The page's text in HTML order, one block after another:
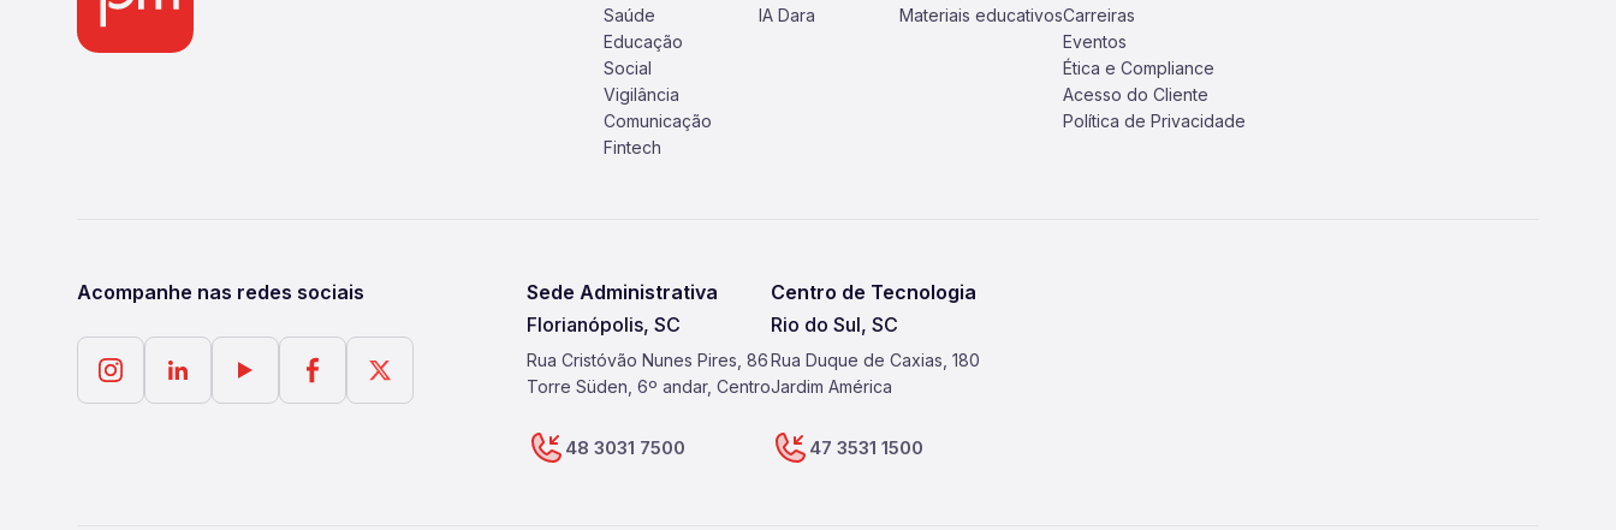
Saúde
Educação
Social
Vigilância
Comunicação
Fintech
IA Dara
Materiais educativosCarreiras
Eventos
Ética e Compliance
Acesso do Cliente
Política de Privacidade
Acompanhe nas redes sociais
Sede Administrativa
Florianópolis, SC
Rua Cristóvão Nunes Pires, 86
Torre Süden, 6º andar, Centro
48 3031 7500
Centro de Tecnologia
Rio do Sul, SC
Rua Duque de Caxias, 180
Jardim América
47 3531 1500